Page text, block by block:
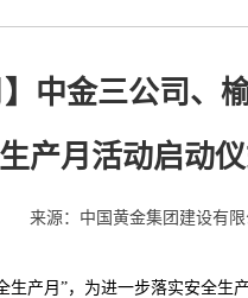
】中金三公司、
生产月活动启动
来源： 中国黄金集团建设有限
生产月”，为进一步落实安全生